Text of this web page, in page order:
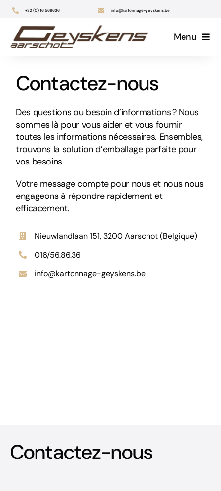
Skip
content
+32 (0) 16 568636 info@kartonnage-geyskens.be
Menu
Contactez-nous
Des questions ou besoin d’informations ? Nous
sommes là pour vous aider et vous fournir
toutes les informations nécessaires. Ensembles,
trouvons la solution d’emballage parfaite pour
vos besoins.
Votre message compte pour nous et nous nous
engageons à répondre rapidement et
efficacement.
Nieuwlandlaan 151, 3200 Aarschot (Belgique)
016/56.86.36
info@kartonnage-geyskens.be
Contactez-nous